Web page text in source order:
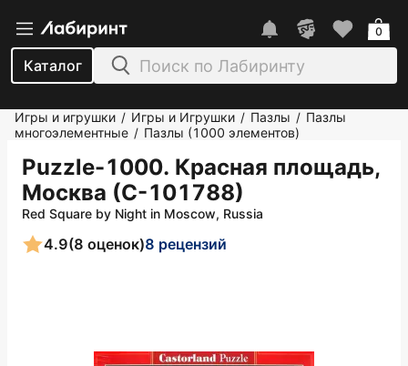
Каталог
0
Игры и игрушки / Игры и Игрушки / Пазлы / Пазлы
многоэлементные / Пазлы (1000 элементов)
Puzzle-1000. Красная площадь,
Москва (С-101788)
Red Square by Night in Moscow, Russia
4.9(8 оценок)8 рецензий